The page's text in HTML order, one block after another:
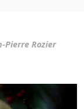
Pierre Rozier